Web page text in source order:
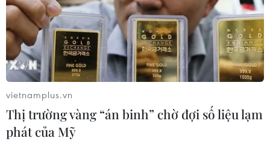
Khoa học công nghệ sẽ trở thành
động lực mới của quan hệ Việt Nam-
Australia
09/08/2026 02:01
Thị trường vaccine thế giới chuyển
hướng sang người cao tuổi
08/08/2026 15:01
vietnamplus.vn
Thị trường vàng “án binh” chờ đợi số liệu lạm
phát của Mỹ